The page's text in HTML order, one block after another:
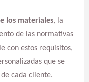
los materiales, la
de las normativas
con estos requisitos,
que se
cada cliente.